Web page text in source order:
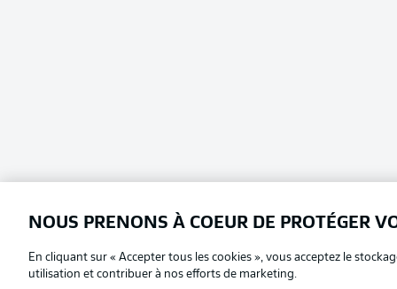
Choisissez votre langue
Français
Football as it's meant to be
NOUS PRENONS À COEUR DE PROTÉGER
En cliquant sur « Accepter tous les cookies », vous acceptez le
utilisation et contribuer à nos efforts de marketing.